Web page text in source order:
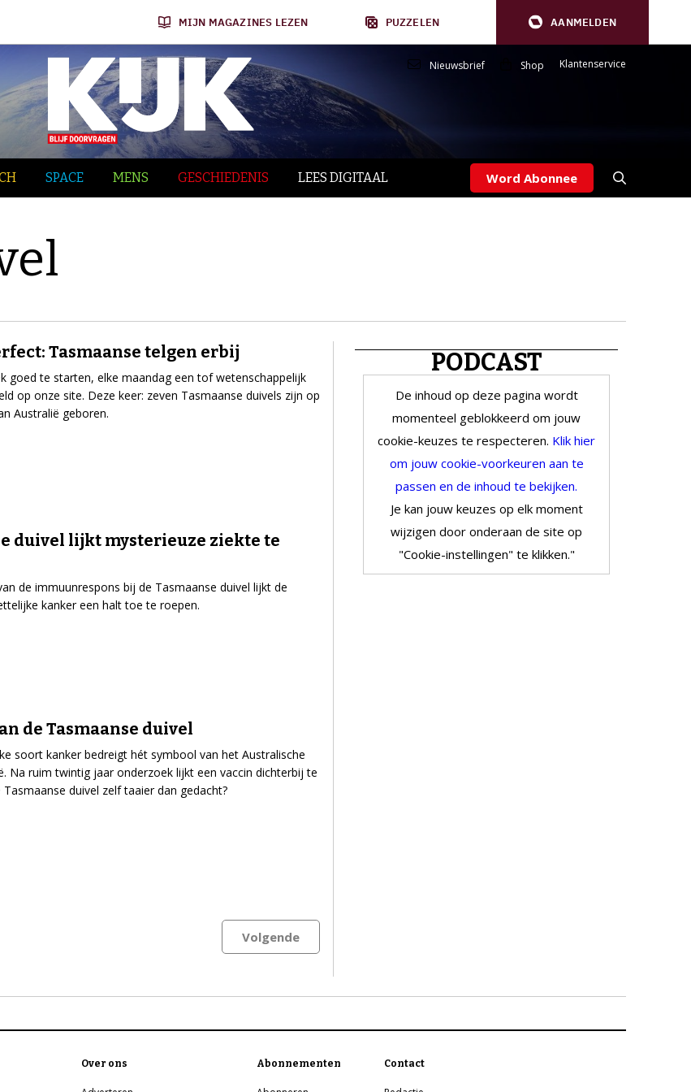
MIJN MAGAZINES LEZEN PUZZELEN AANMELDEN
Nieuwsbrief Shop Klantenservice
SPACE MENS GESCHIEDENIS LEES DIGITAAL Word Abonnee
Tasmaanse telgen erbij
goed te starten, elke maandag een tof wetenschappelijk
op onze site. Deze keer: zeven Tasmaanse duivels zijn op
Australië geboren.
duivel lijkt mysterieuze ziekte te
de immuunrespons bij de Tasmaanse duivel lijkt de
kanker een halt toe te roepen.
de Tasmaanse duivel
soort kanker bedreigt hét symbool van het Australische
Na ruim twintig jaar onderzoek lijkt een vaccin dichterbij te
duivel zelf taaier dan gedacht?
Volgende
PODCAST
De inhoud op deze pagina wordt
momenteel geblokkeerd om jouw
cookie-keuzes te respecteren. Klik hier
om jouw cookie-voorkeuren aan te
passen en de inhoud te bekijken.
Je kan jouw keuzes op elk moment
wijzigen door onderaan de site op
"Cookie-instellingen" te klikken."
Over ons Abonnementen Contact